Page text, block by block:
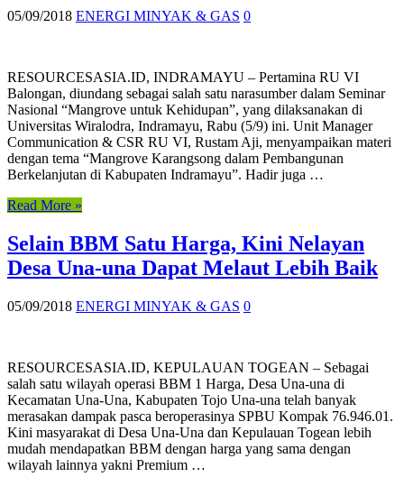
05/09/2018 ENERGI MINYAK & GAS 0
RESOURCESASIA.ID, INDRAMAYU – Pertamina RU VI
Balongan, diundang sebagai salah satu narasumber dalam Seminar
Nasional “Mangrove untuk Kehidupan”, yang dilaksanakan di
Universitas Wiralodra, Indramayu, Rabu (5/9) ini. Unit Manager
Communication & CSR RU VI, Rustam Aji, menyampaikan materi
dengan tema “Mangrove Karangsong dalam Pembangunan
Berkelanjutan di Kabupaten Indramayu”. Hadir juga …
Read More »
Selain BBM Satu Harga, Kini Nelayan
Desa Una-una Dapat Melaut Lebih Baik
05/09/2018 ENERGI MINYAK & GAS 0
RESOURCESASIA.ID, KEPULAUAN TOGEAN – Sebagai
salah satu wilayah operasi BBM 1 Harga, Desa Una-una di
Kecamatan Una-Una, Kabupaten Tojo Una-una telah banyak
merasakan dampak pasca beroperasinya SPBU Kompak 76.946.01.
Kini masyarakat di Desa Una-Una dan Kepulauan Togean lebih
mudah mendapatkan BBM dengan harga yang sama dengan
wilayah lainnya yakni Premium …